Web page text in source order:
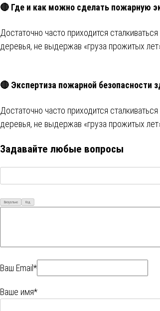
🔴 Где и как можно сделать пожарную
Достаточно часто приходится
деревья, не выдержав «груза прожитых
🔴 Экспертиза пожарной безопасности
Достаточно часто приходится
деревья, не выдержав «груза прожитых
Задавайте любые вопросы
Визуально Код
Ваш Email*
Ваше имя*